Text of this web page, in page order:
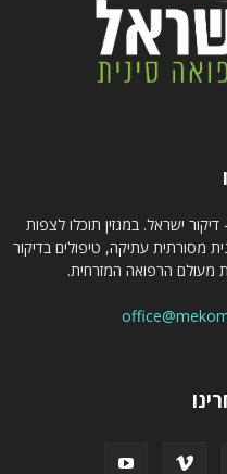
דיקור ישראל. במגזין תוכלו לצפות
מסורתית עתיקה, טיפולים בדיקור
מעולם הרפואה המזרחית.